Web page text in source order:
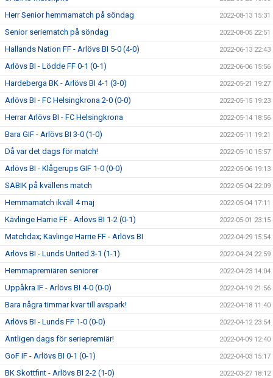
Herr Senior hemmamatch på söndag 2022-08-13 15:31
Senior seriematch på söndag 2022-08-05 22:51
Hallands Nation FF - Arlövs BI 5-0 (4-0) 2022-06-13 22:43
Arlövs BI - Lödde FF 0-1 (0-1) 2022-06-06 15:56
Hardeberga BK - Arlövs BI 4-1 (3-0) 2022-05-21 19:27
Arlövs BI - FC Helsingkrona 2-0 (0-0) 2022-05-15 19:23
Herrar Arlövs BI - FC Helsingkrona 2022-05-14 18:56
Bara GIF - Arlövs BI 3-0 (1-0) 2022-05-11 19:21
Då var det dags för match! 2022-05-10 15:57
Arlövs BI - Klågerups GIF 1-0 (0-0) 2022-05-06 19:13
SABIK på kvällens match 2022-05-04 22:09
Hemmamatch ikväll 4 maj 2022-05-04 17:11
Kävlinge Harrie FF - Arlövs BI 1-2 (0-1) 2022-05-01 23:15
Matchdax; Kävlinge Harrie FF - Arlövs BI 2022-04-29 15:54
Arlövs BI - Lunds United 3-1 (1-1) 2022-04-24 22:59
Hemmapremiären seniorer 2022-04-23 14:04
Uppåkra IF - Arlövs BI 4-0 (0-0) 2022-04-19 21:56
Bara några timmar kvar till avspark! 2022-04-18 11:40
Arlövs BI - Lunds FF 1-0 (0-0) 2022-04-12 23:54
Äntligen dags för seriepremiär! 2022-04-09 12:40
GoF IF - Arlövs BI 0-1 (0-1) 2022-04-03 15:17
BK Skottfint - Arlövs BI 2-2 (1-0) 2022-03-27 18:12